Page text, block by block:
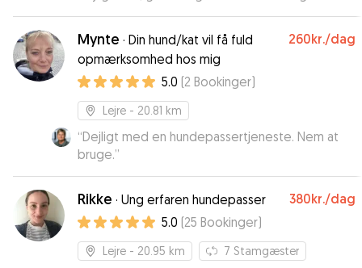
var dejlig afslappet efter at have været hos
Tina. Vi vil rigtig geren spørge Tina en anden
gang om pasning af Lady.”
Mynte · Din hund/kat vil få fuld
opmærksomhed hos mig
260kr./dag
5.0 (2 Bookinger)
Lejre - 20.81 km
“Dejligt med en hundepassertjeneste. Nem at
bruge.”
Rikke · Ung erfaren hundepasser 380kr./dag
5.0 (25 Bookinger)
Lejre - 20.95 km 7 Stamgæster